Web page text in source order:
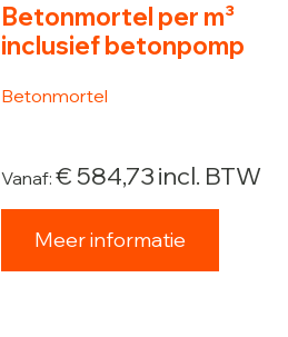
Betonmortel per m³
inclusief betonpomp
Betonmortel
Vanaf: €584,73incl. BTW
Meer informatie